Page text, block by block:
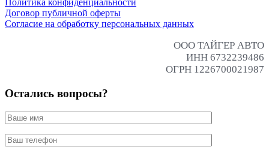
Политика конфиденциальности
Договор публичной оферты
Согласие на обработку персональных данных
ООО ТАЙГЕР АВТО
ИНН 6732239486
ОГРН 1226700021987
Остались вопросы?